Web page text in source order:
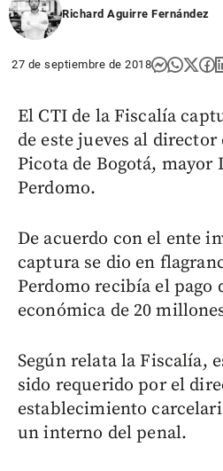
Richard Aguirre Fernández
27 de septiembre de 2018
El CTI de la Fiscalía
de este jueves al director
Picota de Bogotá, mayor
Perdomo.
De acuerdo con el ente
captura se dio en
Perdomo recibía el pago
económica de 20
Según relata la Fiscalía,
sido requerido por el
establecimiento
un interno del penal.